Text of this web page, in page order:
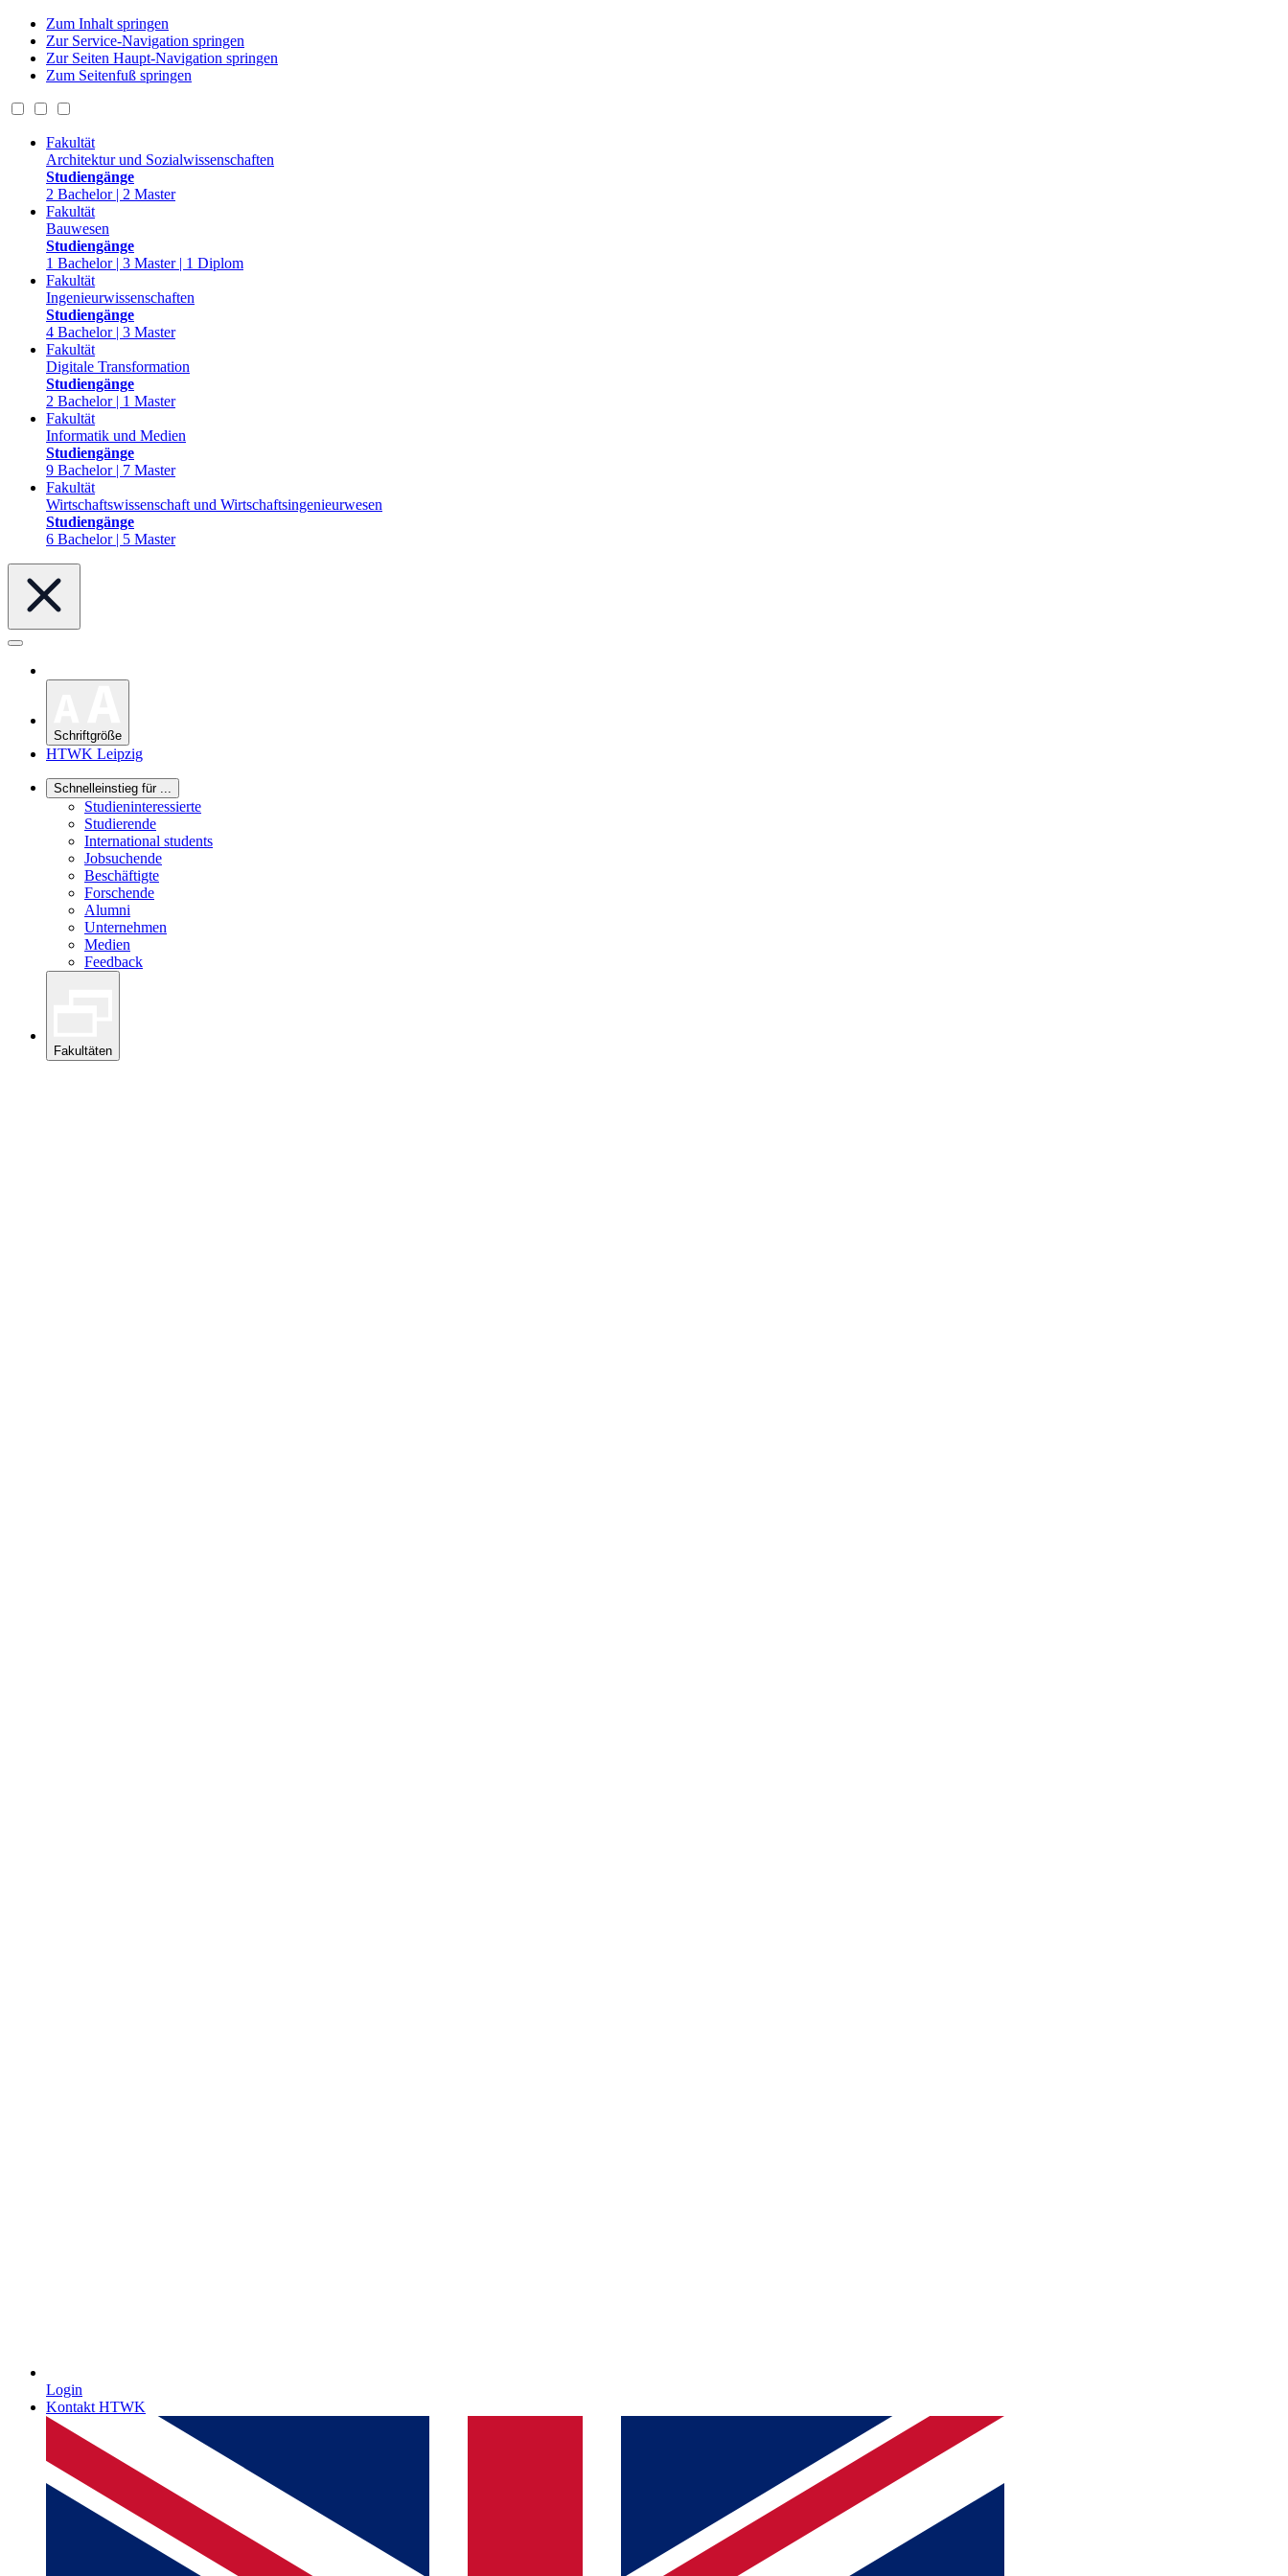
Zum Inhalt springen
Zur Service-Navigation springen
Zur Seiten Haupt-Navigation springen
Zum Seitenfuß springen
Fakultät
Architektur und Sozialwissenschaften
Studiengänge
2 Bachelor | 2 Master
Fakultät
Bauwesen
Studiengänge
1 Bachelor | 3 Master | 1 Diplom
Fakultät
Ingenieurwissenschaften
Studiengänge
4 Bachelor | 3 Master
Fakultät
Digitale Transformation
Studiengänge
2 Bachelor | 1 Master
Fakultät
Informatik und Medien
Studiengänge
9 Bachelor | 7 Master
Fakultät
Wirtschaftswissenschaft und Wirtschaftsingenieurwesen
Studiengänge
6 Bachelor | 5 Master
Schriftgröße
HTWK Leipzig
Schnelleinstieg für ...
Studieninteressierte
Studierende
International students
Jobsuchende
Beschäftigte
Forschende
Alumni
Unternehmen
Medien
Feedback
Fakultäten
Login
Kontakt HTWK